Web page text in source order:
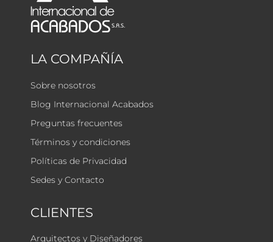
LA COMPAÑÍA
Sobre nosotros
Blog Internacional Acabados
Preguntas frecuentes
Términos y condiciones
Políticas de Privacidad
Sedes y Contacto
CLIENTES
Arquitectos y Diseñadores